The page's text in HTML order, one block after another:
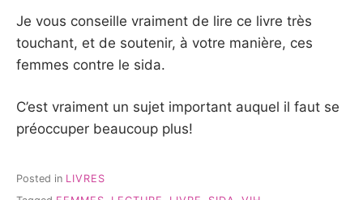
Je vous conseille vraiment de lire ce livre très
touchant, et de soutenir, à votre manière, ces
femmes contre le sida.
C’est vraiment un sujet important auquel il faut se
préoccuper beaucoup plus!
Posted in LIVRES